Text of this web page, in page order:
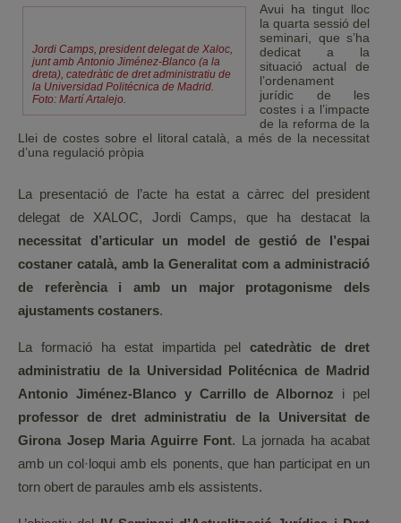
Jordi Camps, president delegat de Xaloc,
junt amb Antonio Jiménez-Blanco (a la
dreta), catedràtic de dret administratiu de
la Universidad Politécnica de Madrid.
Foto: Martí Artalejo.
Avui ha tingut lloc
la quarta sessió del
seminari, que s’ha
dedicat a la
situació actual de
l’ordenament
jurídic de les
costes i a l’impacte
de la reforma de la
Llei de costes sobre el litoral català, a més de la necessitat
d’una regulació pròpia
La presentació de l’acte ha estat a càrrec del president
delegat de XALOC, Jordi Camps, que ha destacat la
necessitat d’articular un model de gestió de l’espai
costaner català, amb la Generalitat com a administració
de referència i amb un major protagonisme dels
ajustaments costaners.
La formació ha estat impartida pelcatedràtic de dret
administratiu de la Universidad Politécnica de Madrid
Antonio Jiménez-Blanco y Carrillo de Albornoz i pel
professor de dret administratiu de la Universitat de
Girona Josep Maria Aguirre Font. La jornada ha acabat
amb un col·loqui amb els ponents, que han participat en un
torn obert de paraules amb els assistents.